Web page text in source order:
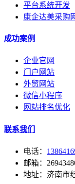
平台系统开发
康企达美采购
成功案例
企业官网
门户网站
外贸网站
微信小程序
网站排名优化
联系我们
电话：
邮箱：
地址：济南市